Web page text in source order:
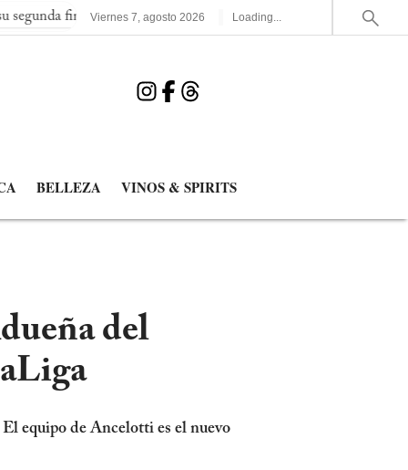
consecutiva del Mundial España elimina a Francia y
Viernes 7,agosto 2026 Loading...
BELLEZA VINOS & SPIRITS
del
equipo de Ancelotti es el nuevo